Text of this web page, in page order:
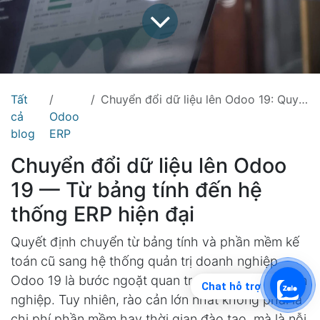
Tất
cả
blog
Odoo
ERP
Chuyển đổi dữ liệu lên Odoo 19: Quy trình an toàn cho doanh nghiệp Việt
Chuyển đổi dữ liệu lên Odoo
19 — Từ bảng tính đến hệ
thống ERP hiện đại
Quyết định chuyển từ bảng tính và phần mềm kế
toán cũ sang hệ thống quản trị doanh nghiệp
Odoo 19 là bước ngoặt quan trọng cho mọi doanh
nghiệp. Tuy nhiên, rào cản lớn nhất không phải là
Chat hỗ trợ